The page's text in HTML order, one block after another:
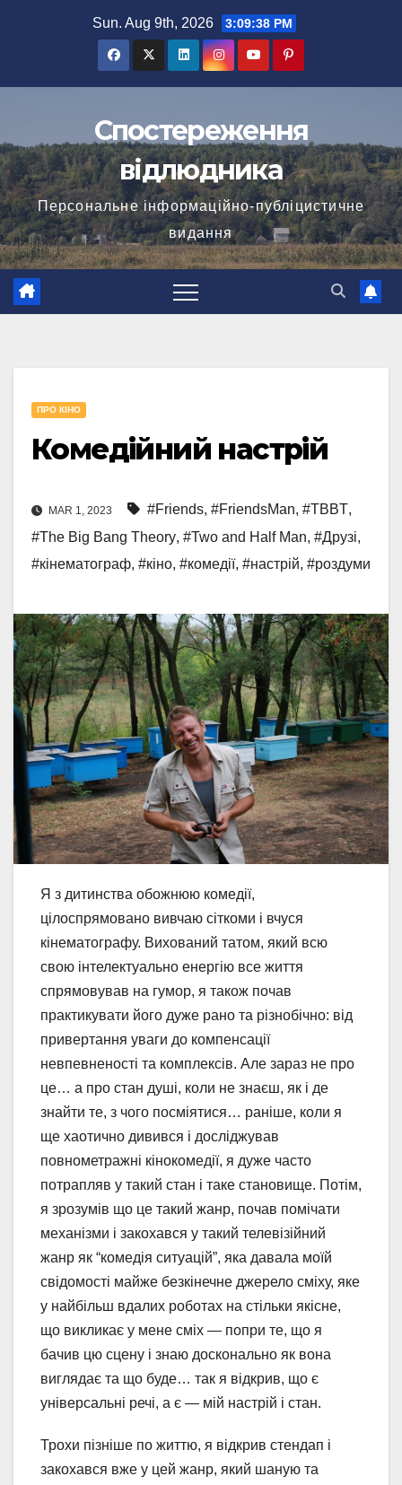
Sun. Aug 9th, 2026 3:09:39 PM
Спостереження
відлюдника
Персональне інформаційно-публіцистичне
видання
ПРО КІНО
Комедійний настрій
MAR 1, 2023 #Friends, #FriendsMan, #TBBT,
#The Big Bang Theory, #Two and Half Man, #Друзі,
#кінематограф, #кіно, #комедії, #настрій, #роздуми
Я з дитинства обожнюю комедії,
цілоспрямовано вивчаю сіткоми і вчуся
кінематографу. Вихований татом, який всю
свою інтелектуально енергію все життя
спрямовував на гумор, я також почав
практикувати його дуже рано та різнобічно: від
привертання уваги до компенсації
невпевненості та комплексів. Але зараз не про
це… а про стан душі, коли не знаєш, як і де
знайти те, з чого посміятися… раніше, коли я
ще хаотично дивився і досліджував
повнометражні кінокомедії, я дуже часто
потрапляв у такий стан і таке становище. Потім,
я зрозумів що це такий жанр, почав помічати
механізми і закохався у такий телевізійний
жанр як “комедія ситуацій”, яка давала моїй
свідомості майже безкінечне джерело сміху, яке
у найбільш вдалих роботах на стільки якісне,
що викликає у мене сміх — попри те, що я
бачив цю сцену і знаю досконально як вона
виглядає та що буде… так я відкрив, що є
універсальні речі, а є — мій настрій і стан.
Трохи пізніше по життю, я відкрив стендап і
закохався вже у цей жанр, який шаную та